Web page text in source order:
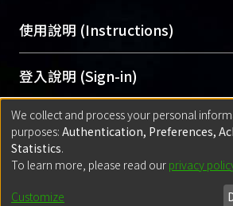
用逐年攀升。同時可加速研究發
Archive）平台。 （點選深入了解
含部分內容的版權非匯入者所
助與合作完成，請確認該版權
意提供此授權。
Please represent that the
original work, and that you
grant the rights to upload.
若欲上傳已出版的全文電子檔，
policy finder
網站查詢，以確
使用說明 (Instructions)
網站簡介(Quickstart Guide)
使用手冊(Instruction Manual)
線上預約服務(Booking
登入說明 (Sign-in)
方案一：臺灣大學計算機中心
(With C&INC Email Account)
方案二：ORCID帳號登入(With
匯入著作 (Submission)
方案一：定期更新ORCID者，以
for identifier (ORCID))
Built withDSpace-CRIS software
- Extension
We collect and process your personal
purposes: Authentication, Preferences,
Statistics.
To learn more, please read our privacy
Customize